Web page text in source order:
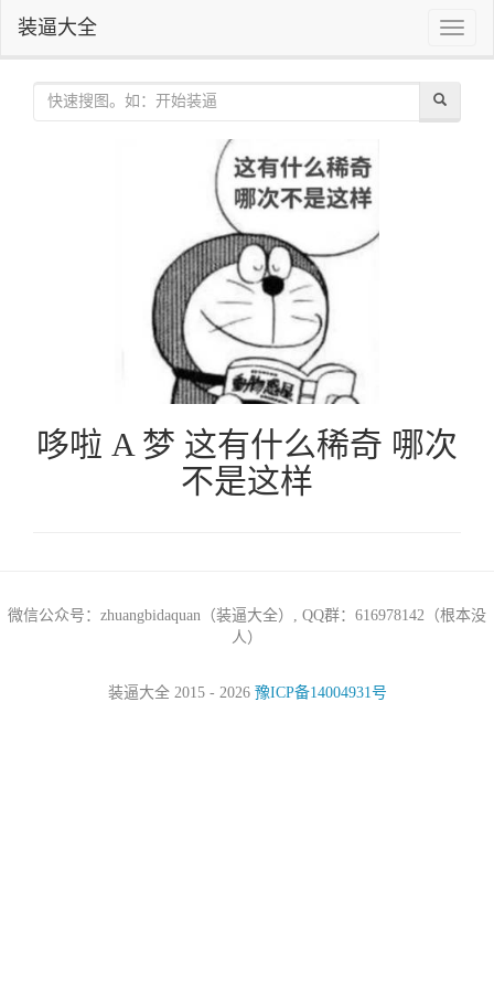
Toggle
装逼大全
哆啦 A 梦 这有什么稀奇 哪次
不是这样
微信公众号：zhuangbidaquan（装逼大全）, QQ群：616978142（根本没
人）
装逼大全 2015 - 2026 豫ICP备14004931号